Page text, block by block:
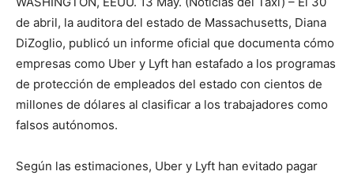
de abril, la auditora del estado de Massachusetts, Diana
DiZoglio, publicó un informe oficial que documenta cómo
empresas como Uber y Lyft han estafado a los programas
de protección de empleados del estado con cientos de
millones de dólares al clasificar a los trabajadores como
falsos autónomos.
Según las estimaciones, Uber y Lyft han evitado pagar